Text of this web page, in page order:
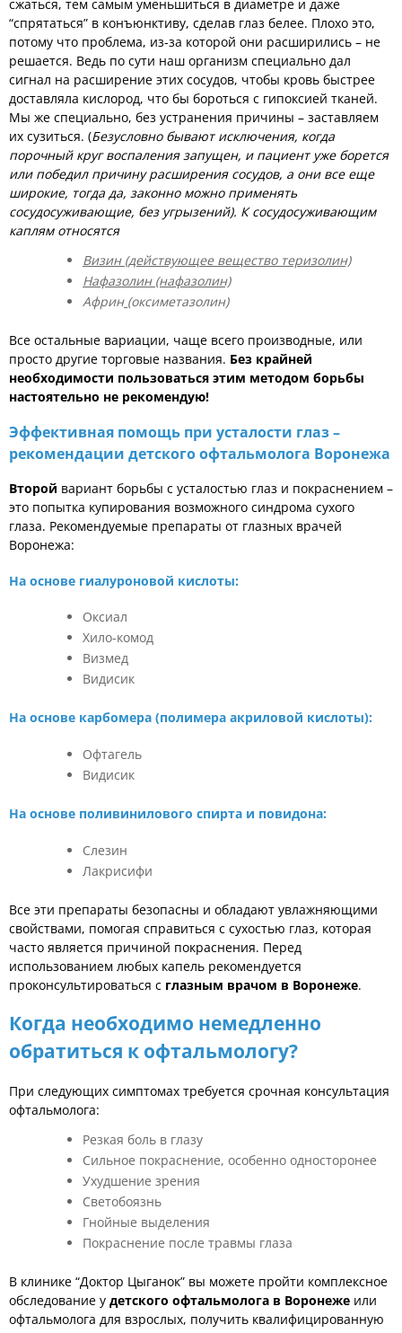
сжаться, тем самым уменьшиться в диаметре и даже
“спрятаться” в конъюнктиву, сделав глаз белее. Плохо это,
потому что проблема, из-за которой они расширились – не
решается. Ведь по сути наш организм специально дал
сигнал на расширение этих сосудов, чтобы кровь быстрее
доставляла кислород, что бы бороться с гипоксией тканей.
Мы же специально, без устранения причины – заставляем
их сузиться. (Безусловно бывают исключения, когда
порочный круг воспаления запущен, и пациент уже борется
или победил причину расширения сосудов, а они все еще
широкие, тогда да, законно можно применять
сосудосуживающие, без угрызений). К сосудосуживающим
каплям относятся
Визин (действующее вещество теризолин)
Нафазолин (нафазолин)
Африн(оксиметазолин)
Все остальные вариации, чаще всего производные, или
просто другие торговые названия. Без крайней
необходимости пользоваться этим методом борьбы
настоятельно не рекомендую!
Эффективная помощь при усталости глаз –
рекомендации детского офтальмолога Воронежа
Второй вариант борьбы с усталостью глаз и покраснением –
это попытка купирования возможного синдрома сухого
глаза. Рекомендуемые препараты от глазных врачей
Воронежа:
На основе гиалуроновой кислоты:
Оксиал
Хило-комод
Визмед
Видисик
На основе карбомера (полимера акриловой кислоты):
Офтагель
Видисик
На основе поливинилового спирта и повидона:
Слезин
Лакрисифи
Все эти препараты безопасны и обладают увлажняющими
свойствами, помогая справиться с сухостью глаз, которая
часто является причиной покраснения. Перед
использованием любых капель рекомендуется
проконсультироваться с глазным врачом в Воронеже.
Когда необходимо немедленно
обратиться к офтальмологу?
При следующих симптомах требуется срочная консультация
офтальмолога:
Резкая боль в глазу
Сильное покраснение, особенно односторонее
Ухудшение зрения
Светобоязнь
Гнойные выделения
Покраснение после травмы глаза
В клинике “Доктор Цыганок” вы можете пройти комплексное
обследование у детского офтальмолога в Воронеже или
офтальмолога для взрослых, получить квалифицированную